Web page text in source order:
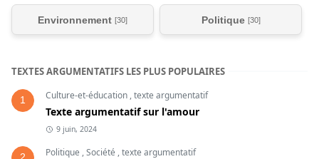
Environnement [30] Politique [30]
TEXTES ARGUMENTATIFS LES PLUS POPULAIRES
1 Culture-et-éducation ,texte argumentatif
Texte argumentatif sur l'amour
9 juin, 2024
Politique ,Société ,texte argumentatif